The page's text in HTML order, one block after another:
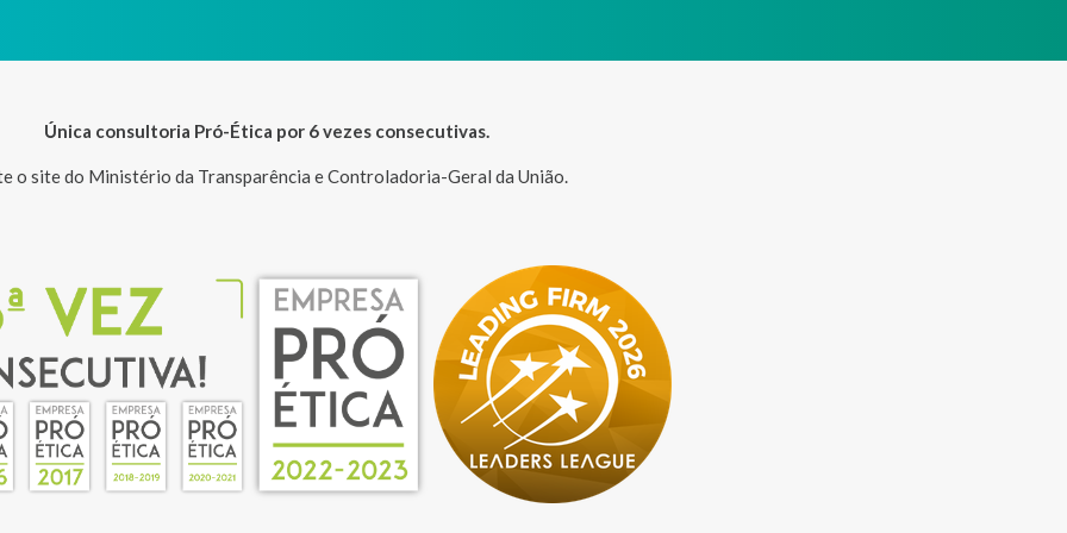
Única consultoria Pró-Ética por 6 vezes consecutivas.
o site do Ministério da Transparência e Controladoria-Geral da União.